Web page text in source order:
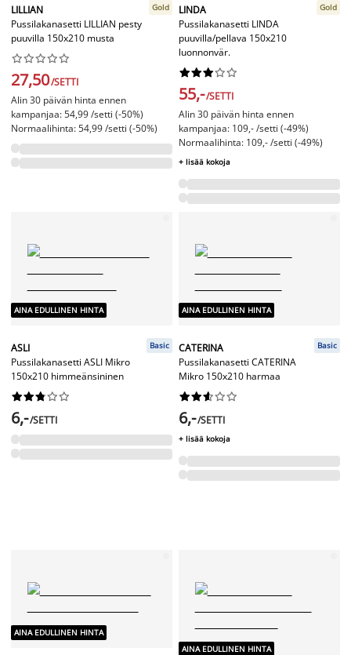
LILLIAN
Pussilakanasetti LILLIAN pesty
puuvilla 150x210 musta
Gold






27,50/SETTI
Alin 30 päivän hinta ennen
kampanjaa: 54,99 /setti (-50%)
Normaalihinta: 54,99 /setti (-50%)
LINDA
Pussilakanasetti LINDA
puuvilla/pellava 150x210
luonnonvär.
Gold






55,-/SETTI
Alin 30 päivän hinta ennen
kampanjaa: 109,- /setti (-49%)
Normaalihinta: 109,- /setti (-49%)
+ lisää kokoja
AINA EDULLINEN HINTA
ASLI
Pussilakanasetti ASLI Mikro
150x210 himmeänsininen
Basic






6,-/SETTI
AINA EDULLINEN HINTA
CATERINA
Pussilakanasetti CATERINA
Mikro 150x210 harmaa
Basic






6,-/SETTI
+ lisää kokoja
AINA EDULLINEN HINTA
AINA EDULLINEN HINTA